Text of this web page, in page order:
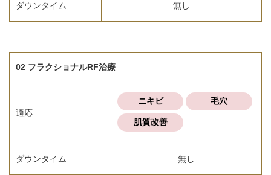
ダウンタイム 無し
02 フラクショナルRF治療
適応
ニキビ 毛穴
肌質改善
ダウンタイム 無し